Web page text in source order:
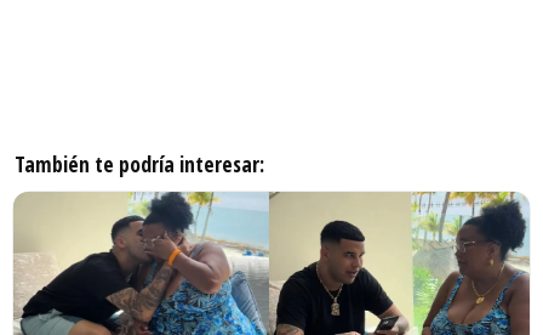
También te podría interesar: